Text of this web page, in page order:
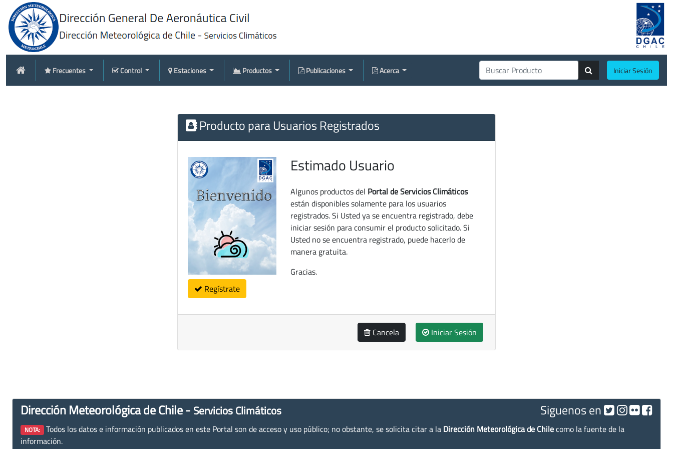
Frecuentes Control Estaciones Productos Publicaciones Acerca Iniciar Sesión
Producto para Usuarios Registrados
Regístrate
Estimado Usuario
Algunos productos del Portal de Servicios Climáticos
están disponibles solamente para los usuarios
registrados. Si Usted ya se encuentra registrado, debe
iniciar sesión para consumir el producto solicitado. Si
Usted no se encuentra registrado, puede hacerlo de
manera gratuita.
Gracias.
Cancela Iniciar Sesión
Dirección Meteorológica de Chile - Servicios Climáticos Siguenos en
NOTA: Todos los datos e información publicados en este Portal son de acceso y uso público; no obstante, se solicita citar a la Dirección Meteorológica de Chilecomo la fuente de la
información.